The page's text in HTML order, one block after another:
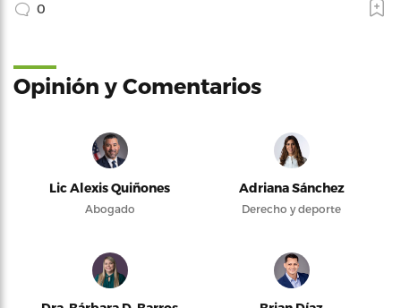
0
Opinión y Comentarios
Lic Alexis Quiñones
Abogado
Adriana Sánchez
Derecho y deporte